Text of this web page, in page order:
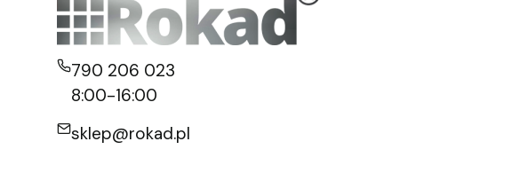
790 206 023
8:00-16:00
sklep@rokad.pl